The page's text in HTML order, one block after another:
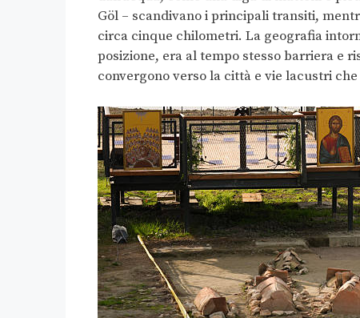
Göl – scandivano i principali transiti,
circa cinque chilometri. La geografia
posizione, era al tempo stesso barriera e
convergono verso la città e vie lacustri